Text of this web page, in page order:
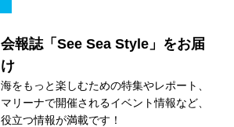
会報誌「See Sea Style」をお届
け
海をもっと楽しむための特集やレポート、
マリーナで開催されるイベント情報など、
役立つ情報が満載です！